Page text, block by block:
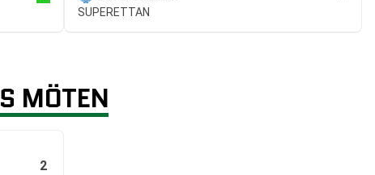
SUPERETTAN
MÖTEN
2